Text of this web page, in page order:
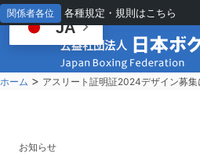
関係者各位 各種規定・規則はこちら
ホーム > アスリート証明証2024デザイン募集
お知らせ
JA